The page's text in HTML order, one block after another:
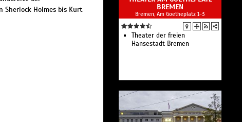
Sherlock Holmes bis Kurt
BREMEN
Bremen, Am Goetheplatz 1-3
Theater der freien
Hansestadt Bremen